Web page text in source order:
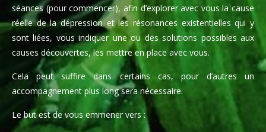
séances (pour commencer), afin d’explorer avec vous la cause
réelle de la dépression et les résonances existentielles qui y
sont liées, vous indiquer une ou des solutions possibles aux
causes découvertes, les mettre en place avec vous.
Cela peut suffire dans certains cas, pour d’autres un
accompagnement plus long sera nécessaire.
Le but est de vous emmener vers :